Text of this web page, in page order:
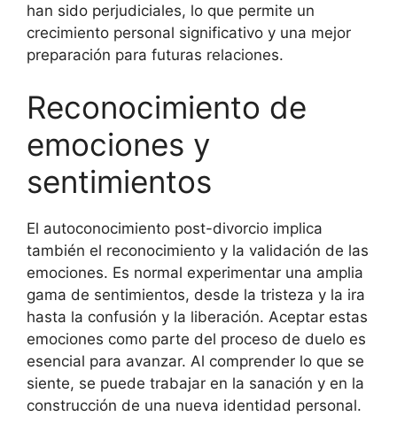
han sido perjudiciales, lo que permite un
crecimiento personal significativo y una mejor
preparación para futuras relaciones.
Reconocimiento de
emociones y
sentimientos
El autoconocimiento post-divorcio implica
también el reconocimiento y la validación de las
emociones. Es normal experimentar una amplia
gama de sentimientos, desde la tristeza y la ira
hasta la confusión y la liberación. Aceptar estas
emociones como parte del proceso de duelo es
esencial para avanzar. Al comprender lo que se
siente, se puede trabajar en la sanación y en la
construcción de una nueva identidad personal.